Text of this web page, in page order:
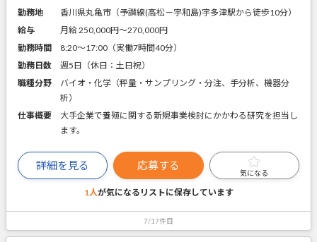
勤務地
香川県丸亀市（予讃線(高松－宇和島)宇多津駅から徒歩10分）
給与
月給 250,000円〜270,000円
勤務時間
8:20～17:00（実働7時間40分）
勤務日数
週5日（休日：土日祝）
職種分野
バイオ・化学（秤量・サンプリング・分注、手分析、機器分
析）
仕事概要
大手企業で養殖に関する新規事業検討にかかわる研究を担当し
ます。
詳細を見る 応募する
気になる
1人が気になるリストに保存しています
7/17件目